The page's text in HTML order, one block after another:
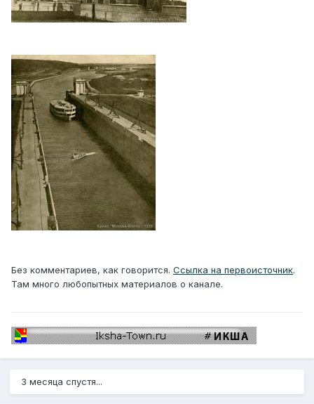
Без комментариев, как говорится. Ссылка на первоисточник.
Там много любопытных материалов о канале.
3 месяца спустя...